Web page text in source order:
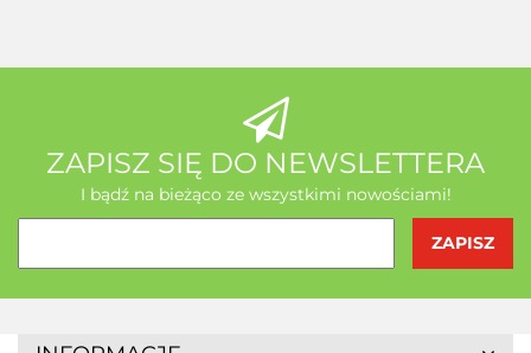
ZAPISZ SIĘ DO NEWSLETTERA
I bądź na bieżąco ze wszystkimi nowościami!